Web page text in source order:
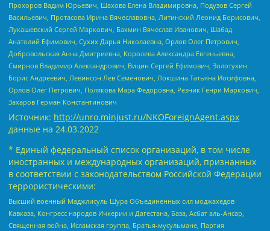
Прохоров Вадим Юрьевич, Шахова Елена Владимировна, Подузов Сергей
Васильевич, Протасова Ирина Вячеславовна, Литинский Леонид Борисович,
Лукашевский Сергей Маркович, Бахмин Вячеслав Иванович, Шабад
Анатолий Ефимович, Сухих Дарья Николаевна, Орлов Олег Петрович,
Добровольская Анна Дмитриевна, Королева Александра Евгеньевна,
Смирнов Владимир Александрович, Вицин Сергей Ефимович, Золотухин
Борис Андреевич, Левинсон Лев Семенович, Локшина Татьяна Иосифовна,
Орлов Олег Петрович, Полякова Мара Федоровна, Резник Генри Маркович,
Захаров Герман Константинович
Источник: http://unro.minjust.ru/NKOForeignAgent.aspx
данные на 24.03.2022
* Единый федеральный список организаций, в том числе
иностранных и международных организаций, признанных
в соответствии с законодательством Российской Федерации
террористическими:
Высший военный Маджлисуль Шура Объединенных сил моджахедов
Кавказа, Конгресс народов Ичкерии и Дагестана, База, Асбат аль-Ансар,
Священная война, Исламская группа, Братья-мусульмане, Партия